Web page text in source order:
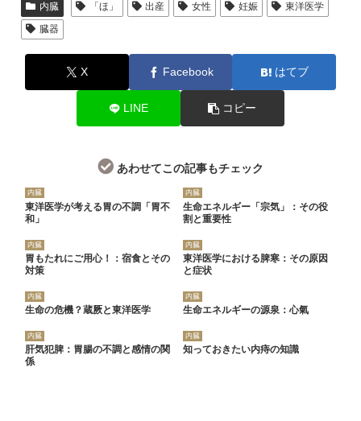
内臓 「ほ」 出産 女性 妊娠
東洋医学
臓器
X Facebook はてブ
LINE コピー
あわせてこの記事もチェック
内臓
東洋医学が考える胃の不調「胃不
和」
内臓
生命エネルギー「宗気」：その役
割と重要性
内臓
胃もたれにご用心！：宿食とその
対策
内臓
東洋医学における脾寒：その原因
と症状
内臓
生命の危機？蔵厥と東洋医学
内臓
生命エネルギーの源泉：心氣
内臓
肝気犯脾：胃腸の不調と感情の関
係
内臓
知っておきたい内痔の知識